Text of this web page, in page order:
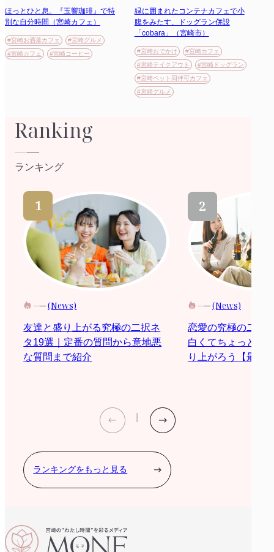
ほっとひと息。『玉響珈琲』で特
別な自分時間（宮崎カフェ）
#宮崎お洒落カフェ
#宮崎グルメ
#宮崎カフェ
#宮崎コーヒー
緑に囲まれたコンテナカフェで小
腹をみたす、ドッグラン併設
「cobara」（宮崎市）
#宮崎おでかけ
#宮崎カフェ
#宮崎テイクアウト
#宮崎ドッグラン
#宮崎ペット同伴可カフェ
#宮崎グルメ
Ranking
ランキング
(News)
友達と盛り上がる究極の二択ネ
タ19選｜定番の質問から意地悪
な質問まで紹介
(News)
恋愛の究極の二択
白くてちょっと際
り上がろう【最新
ランキングをもっと見る